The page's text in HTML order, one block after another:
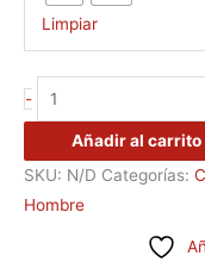
Limpiar
-
Añadir al carrito
SKU: N/D Categorías:
Hombre